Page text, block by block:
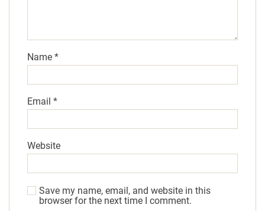
Name *
Email *
Website
Save my name, email, and website in this
browser for the next time I comment.